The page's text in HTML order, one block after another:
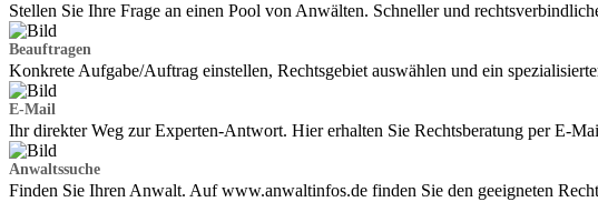
Stellen Sie Ihre Frage an einen Pool von Anwälten. Schneller und
Beauftragen
Konkrete Aufgabe/Auftrag einstellen, Rechtsgebiet auswählen und ein
E-Mail
Ihr direkter Weg zur Experten-Antwort. Hier erhalten Sie Rechtsberatung per E-
Anwaltssuche
Finden Sie Ihren Anwalt. Auf www.anwaltinfos.de finden Sie den geeigneten